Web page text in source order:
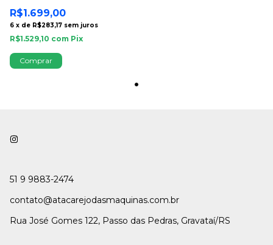
R$1.699,00
6 x de R$283,17 sem juros
R$1.529,10 com Pix
51 9 9883-2474
contato@atacarejodasmaquinas.com.br
Rua José Gomes 122, Passo das Pedras, Gravataí/RS